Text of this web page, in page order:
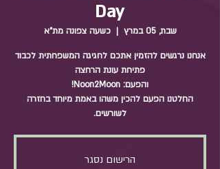
Day
שבת, 05 במרץ
  |
כשעה צפונה מת"א
אנחנו נרגשים להזמין אתכם לחגיגה המשפחתית לכבוד
החלטנו הפעם להכין משהו באמת מיוחד בחזרה
לשורשים.
הרישום נסגר